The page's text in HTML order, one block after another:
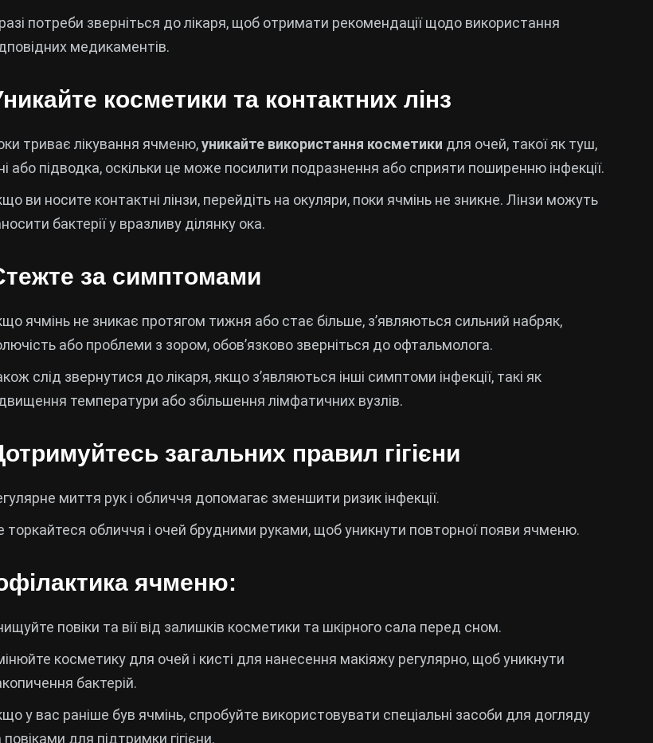
потреби зверніться до лікаря, щоб отримати рекомендації щодо використання
медикаментів.
косметики та контактних лінз
триває лікування ячменю,уникайте використання косметики для очей, такої як туш,
або підводка, оскільки це може посилити подразнення або сприяти поширенню інфекції.
ви носите контактні лінзи, перейдіть на окуляри, поки ячмінь не зникне. Лінзи можуть
бактерії у вразливу ділянку ока.
за симптомами
ячмінь не зникає протягом тижня або стає більше, з’являються сильний набряк,
або проблеми з зором, обов’язково зверніться до офтальмолога.
слід звернутися до лікаря, якщо з’являються інші симптоми інфекції, такі як
температури або збільшення лімфатичних вузлів.
загальних правил гігієни
миття рук і обличчя допомагає зменшити ризик інфекції.
торкайтеся обличчя і очей брудними руками, щоб уникнути повторної появи ячменю.
ячменю:
повіки та вії від залишків косметики та шкірного сала перед сном.
косметику для очей і кисті для нанесення макіяжу регулярно, щоб уникнути
бактерій.
у вас раніше був ячмінь, спробуйте використовувати спеціальні засоби для догляду
повіками для підтримки гігієни.